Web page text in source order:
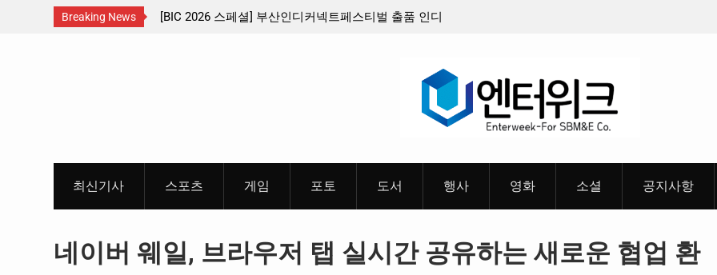
Breaking News
넥트페스티벌 출품 인디
판타지 케이팝 애니메이션 ‘고스트밴드’ 8월 26일(수)
최신기사 스포츠 게임 포토 도서 행사 영화 소셜 공지사항
네이버 웨일, 브라우저 탭 실시간 공유하는 새로운 협업 환